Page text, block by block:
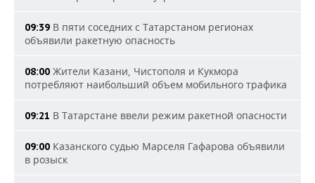
09:39 В пяти соседних с Татарстаном регионах
объявили ракетную опасность
08:00 Жители Казани, Чистополя и Кукмора
потребляют наибольший объем мобильного трафика
09:21 В Татарстане ввели режим ракетной опасности
09:00 Казанского судью Марселя Гафарова объявили
в розыск